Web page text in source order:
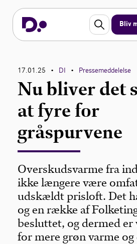
Bliv
17.01.25 • DI • Pressemeddelelse
Nu bliver det
at fyre for
gråspurvene
Overskudsvarme fra
ikke længere være
udskældt prisloft. Det
og en række af
besluttet, og dermed er
for mere grøn varme og